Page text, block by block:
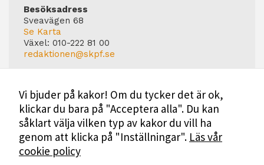
Besöksadress
Sveavägen 68
Se Karta
Växel: 010-222 81 00
redaktionen@skpf.se
Markus Dahlberg
Tel: 0720-88 17 17
markus.dahlberg@skpf.se
Annonsering
Swartling & Bergström Media
Birger Jarlsgatan 110
Vi bjuder på kakor! Om du tycker det är ok,
klickar du bara på "Acceptera alla". Du kan
såklart välja vilken typ av kakor du vill ha
genom att klicka på "Inställningar". Läs vår
cookie policy